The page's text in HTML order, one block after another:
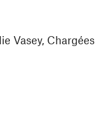
Vasey,